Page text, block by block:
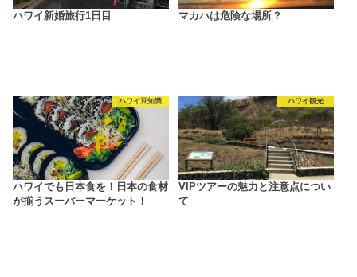
ハワイ新婚旅行1日目 マカハは危険な場所？
ハワイ豆知識
ハワイでも日本食を！日本の食材
が揃うスーパーマーケット！
ハワイ観光
VIPツアーの魅力と注意点につい
て